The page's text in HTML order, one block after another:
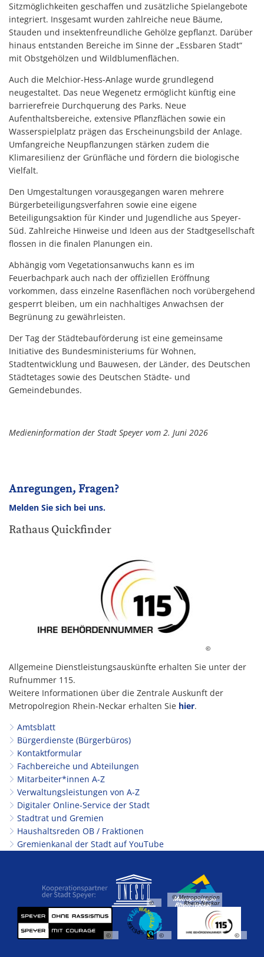
Sitzmöglichkeiten geschaffen und zusätzliche Spielangebote
integriert. Insgesamt wurden zahlreiche neue Bäume,
Stauden und insektenfreundliche Gehölze gepflanzt. Darüber
hinaus entstanden Bereiche im Sinne der „Essbaren Stadt“
mit Obstgehölzen und Wildblumenflächen.
Auch die Melchior-Hess-Anlage wurde grundlegend
neugestaltet. Das neue Wegenetz ermöglicht künftig eine
barrierefreie Durchquerung des Parks. Neue
Aufenthaltsbereiche, extensive Pflanzflächen sowie ein
Wasserspielplatz prägen das Erscheinungsbild der Anlage.
Umfangreiche Neupflanzungen stärken zudem die
Klimaresilienz der Grünfläche und fördern die biologische
Vielfalt.
Den Umgestaltungen vorausgegangen waren mehrere
Bürgerbeteiligungsverfahren sowie eine eigene
Beteiligungsaktion für Kinder und Jugendliche aus Speyer-
Süd. Zahlreiche Hinweise und Ideen aus der Stadtgesellschaft
flossen in die finalen Planungen ein.
Abhängig vom Vegetationsanwuchs kann es im
Feuerbachpark auch nach der offiziellen Eröffnung
vorkommen, dass einzelne Rasenflächen noch vorübergehend
gesperrt bleiben, um ein nachhaltiges Anwachsen der
Begrünung zu gewährleisten.
Der Tag der Städtebauförderung ist eine gemeinsame
Initiative des Bundesministeriums für Wohnen,
Stadtentwicklung und Bauwesen, der Länder, des Deutschen
Städtetages sowie des Deutschen Städte- und
Gemeindebundes.
Medieninformation der Stadt Speyer vom 2. Juni 2026
Anregungen, Fragen?
Melden Sie sich bei uns.
Rathaus Quickfinder
©
Allgemeine Dienstleistungsauskünfte erhalten Sie unter der
Rufnummer 115.
Weitere Informationen über die Zentrale Auskunft der
Metropolregion Rhein-Neckar erhalten Sie hier.
Amtsblatt
Bürgerdienste (Bürgerbüros)
Kontaktformular
Fachbereiche und Abteilungen
Mitarbeiter*innen A-Z
Verwaltungsleistungen von A-Z
Digitaler Online-Service der Stadt
Stadtrat und Gremien
Haushaltsreden OB / Fraktionen
Gremienkanal der Stadt auf YouTube
©
© Metropolregion
Rhein-Neckar
© © ©